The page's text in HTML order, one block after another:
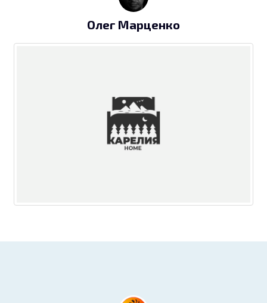
Олег Марценко